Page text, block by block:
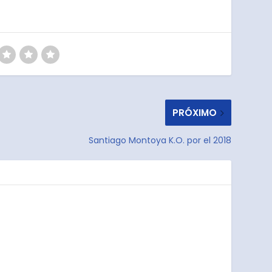
PRÓXIMO
Santiago Montoya K.O. por el 2018